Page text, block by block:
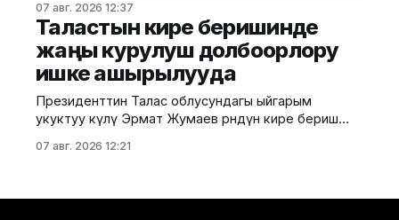
күчүнө кирет. Жаңы эрежелерге ылайык,
мамлекеттик сатып алуулардын ыкмасы үчөө гана
болот: ачык тендер, баа сунуштарын суроо жана
бир булактан сатып алуу. Мыйзам коррупцияга
каршы талаптарды да күчөтөт. Коррупция жана
алдамчылык үчүн соттолгон компаниялар
07 авг. 2026 12:37
Таластын кире беришинде
жаңы курулуш долбоорлору
ишке ашырылууда
Президенттин Талас облусундагы ыйгарым
укуктуу өкүлү Эрмат Жумаев өрөөндүн кире бериш
менен таанышты. Бул тууралуу аймактык
07 авг. 2026 12:21